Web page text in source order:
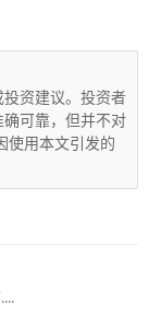
资建议。投资者
可靠，但并不对
使用本文引发的